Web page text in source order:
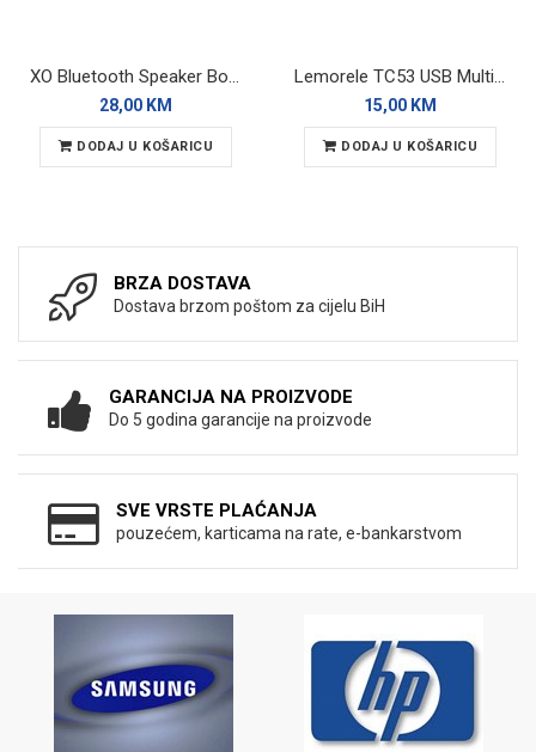
XO Bluetooth Speaker BoomBox F85 Black RGB
28,00 KM
DODAJ U KOŠARICU
Lemorele TC53 USB Multi-hub 4in1
15,00 KM
DODAJ U KOŠARICU
BRZA DOSTAVA
Dostava brzom poštom za cijelu BiH
GARANCIJA NA PROIZVODE
Do 5 godina garancije na proizvode
SVE VRSTE PLAĆANJA
pouzećem, karticama na rate, e-bankarstvom